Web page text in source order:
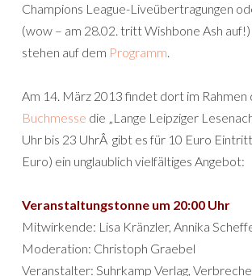
Champions League-Liveübertragungen
(wow – am 28.02. tritt Wishbone Ash auf!)
stehen auf dem Programm.
Am 14. März 2013 findet dort im Rahmen
Buchmesse die „Lange Leipziger
Uhr bis 23 UhrÂ gibt es für 10 Euro
Euro) ein unglaublich vielfältiges Angebot:
Veranstaltungstonne um 20:00 Uhr
Mitwirkende: Lisa Kränzler, Annika
Moderation: Christoph Graebel
Veranstalter: Suhrkamp Verlag,